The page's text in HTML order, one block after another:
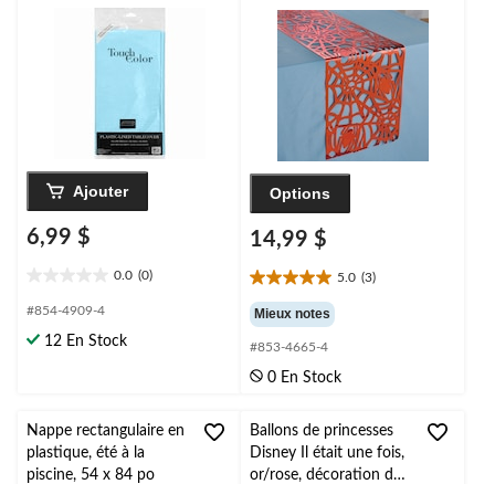
Ajouter
6,99 $
0.0 (0)
étoile(s)
5.
#854-4909-4
12 En Stock
Wonder, 54 x 96 po
Options
14,99 $
5.0 (3)
5.0
étoile(s)
sur
5.
3
Mieux notes
#853-4665-4
0 En Stock
Nappe rectangulaire en
plastique, été à la
piscine, 54 x 84 po
Ballons de princesses
Disney Il était une fois,
or/rose, décoration de